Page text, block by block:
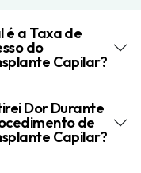
é a Taxa de
do
Capilar?
Dor Durante
de
Capilar?